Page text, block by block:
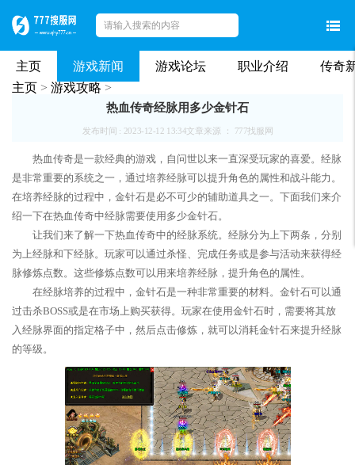
主页 游戏新闻 游戏论坛 职业介绍
传奇
主页 > 游戏攻略 >
热血传奇经脉用多少金针石
发布时间 : 2023-12-12 13:34文章来源 ： 777找服网
热血传奇是一款经典的游戏，自问世以来一直深受玩家的喜爱。经脉
是非常重要的系统之一，通过培养经脉可以提升角色的属性和战斗能力。
在培养经脉的过程中，金针石是必不可少的辅助道具之一。下面我们来介
绍一下在热血传奇中经脉需要使用多少金针石。
让我们来了解一下热血传奇中的经脉系统。经脉分为上下两条，分别
为上经脉和下经脉。玩家可以通过杀怪、完成任务或是参与活动来获得经
脉修炼点数。这些修炼点数可以用来培养经脉，提升角色的属性。
在经脉培养的过程中，金针石是一种非常重要的材料。金针石可以通
过击杀BOSS或是在市场上购买获得。玩家在使用金针石时，需要将其放
入经脉界面的指定格子中，然后点击修炼，就可以消耗金针石来提升经脉
的等级。